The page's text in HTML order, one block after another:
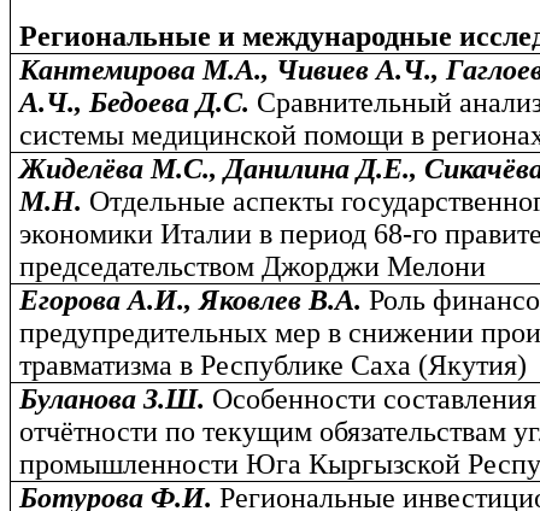
Региональные и международные
Кантемирова М.А., Чивиев А.Ч.,
А.Ч., Бедоева Д.С. Сравнительный
системы медицинской помощи в
Жиделёва М.C., Данилина Д.Е.,
М.Н. Отдельные аспекты
экономики Италии в период 68-го
председательством Джорджи Мелони
Егорова А.И., Яковлев В.А.Роль
предупредительных мер в снижении
травматизма в Республике Саха (Якутия)
Буланова З.Ш. Особенности
отчётности по текущим обязательствам
промышленности Юга Кыргызской
Ботурова Ф.И.Региональные